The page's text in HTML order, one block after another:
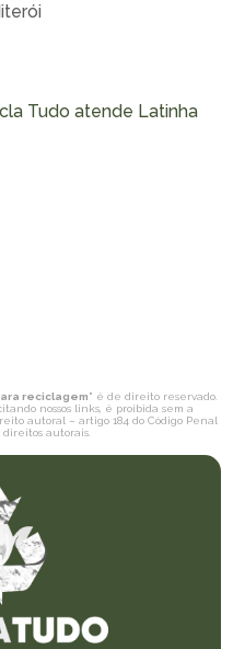
Tudo atende Latinha
reciclagem" é de direito reservado.
nossos links, é proibida sem a
autoral – artigo 184 do Código Penal
direitos autorais